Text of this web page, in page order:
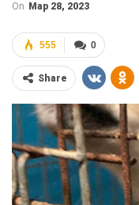
On Мар 28, 2023
0
555
Share